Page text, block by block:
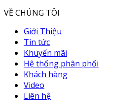
VỀ CHÚNG TÔI
Giới Thiệu
Tin tức
Khuyến mãi
Hệ thống phân phối
Khách hàng
Video
Liên hệ